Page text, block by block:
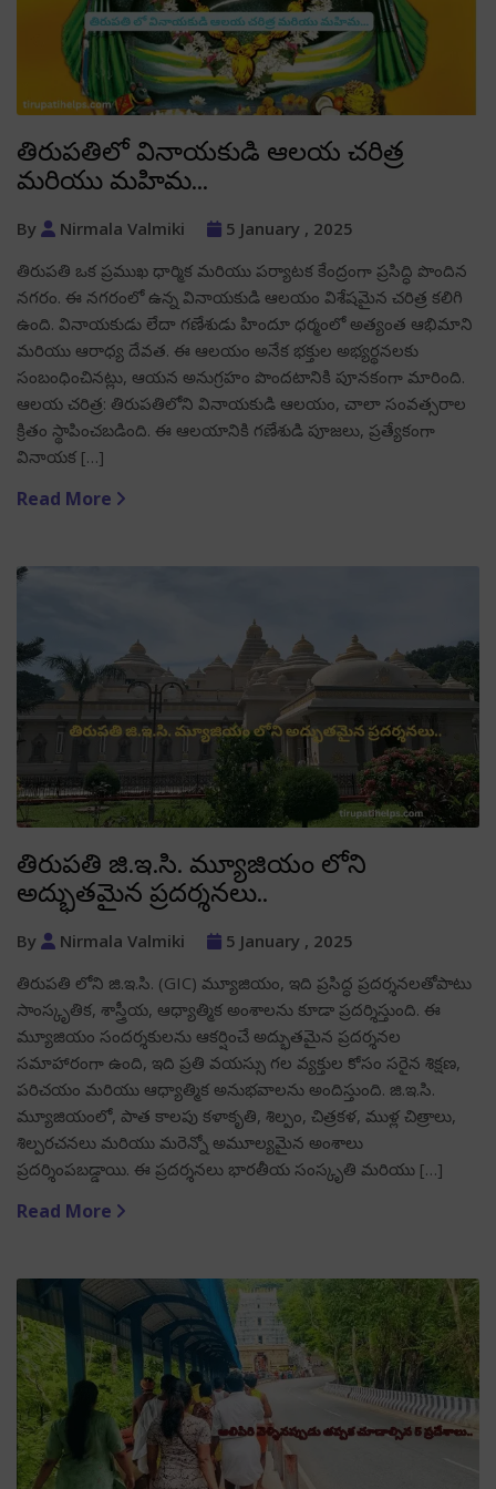
తిరుపతిలో వినాయకుడి ఆలయ చరిత్ర
మరియు మహిమ…
By Nirmala Valmiki
5 January , 2025
తిరుపతి ఒక ప్రముఖ ధార్మిక మరియు పర్యాటక కేంద్రంగా ప్రసిద్ధి పొందిన
నగరం. ఈ నగరంలో ఉన్న వినాయకుడి ఆలయం విశేషమైన చరిత్ర కలిగి
ఉంది. వినాయకుడు లేదా గణేశుడు హిందూ ధర్మంలో అత్యంత ఆభిమాని
మరియు ఆరాధ్య దేవత. ఈ ఆలయం అనేక భక్తుల అభ్యర్థనలకు
సంబంధించినట్లు, ఆయన అనుగ్రహం పొందటానికి పూనకంగా మారింది.
ఆలయ చరిత్ర: తిరుపతిలోని వినాయకుడి ఆలయం, చాలా సంవత్సరాల
క్రితం స్థాపించబడింది. ఈ ఆలయానికి గణేశుడి పూజలు, ప్రత్యేకంగా
వినాయక […]
Read More
తిరుపతి జి.ఇ.సి. మ్యూజియం లోని
అద్భుతమైన ప్రదర్శనలు..
By Nirmala Valmiki
5 January , 2025
తిరుపతి లోని జి.ఇ.సి. (GIC) మ్యూజియం, ఇది ప్రసిద్ధ ప్రదర్శనలతోపాటు
సాంస్కృతిక, శాస్త్రీయ, ఆధ్యాత్మిక అంశాలను కూడా ప్రదర్శిస్తుంది. ఈ
మ్యూజియం సందర్శకులను ఆకర్షించే అద్భుతమైన ప్రదర్శనల
సమాహారంగా ఉంది, ఇది ప్రతి వయస్సు గల వ్యక్తుల కోసం సరైన శిక్షణ,
పరిచయం మరియు ఆధ్యాత్మిక అనుభవాలను అందిస్తుంది. జి.ఇ.సి.
మ్యూజియంలో, పాత కాలపు కళాకృతి, శిల్పం, చిత్రకళ, ముళ్ల చిత్రాలు,
శిల్పరచనలు మరియు మరెన్నో అమూల్యమైన అంశాలు
ప్రదర్శింపబడ్డాయి. ఈ ప్రదర్శనలు భారతీయ సంస్కృతి మరియు […]
Read More